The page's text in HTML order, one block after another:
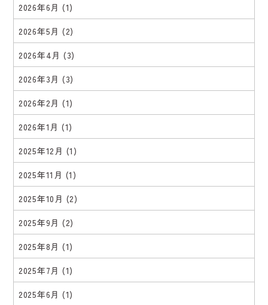
2026年6月 (1)
2026年5月 (2)
2026年4月 (3)
2026年3月 (3)
2026年2月 (1)
2026年1月 (1)
2025年12月 (1)
2025年11月 (1)
2025年10月 (2)
2025年9月 (2)
2025年8月 (1)
2025年7月 (1)
2025年6月 (1)